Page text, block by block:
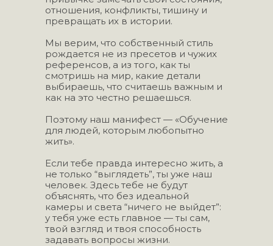
отношения, конфликты, тишину и
превращать их в истории.
Мы верим, что собственный стиль
рождается не из пресетов и чужих
референсов, а из того, как ты
смотришь на мир, какие детали
выбираешь, что считаешь важным и
как на это честно решаешься.
Поэтому наш манифест — «Обучение
для людей, которым любопытно
жить».
Если тебе правда интересно жить, а
не только “выглядеть”, ты уже наш
человек. Здесь тебе не будут
объяснять, что без идеальной
камеры и света “ничего не выйдет”:
у тебя уже есть главное — ты сам,
твой взгляд и твоя способность
задавать вопросы жизни.